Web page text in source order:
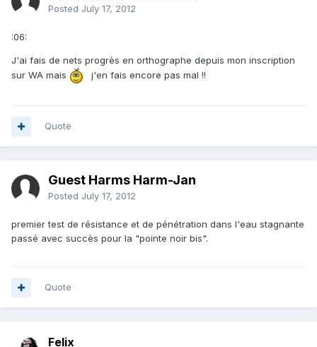
Posted July 17, 2012
:06:
J'ai fais de nets progrès en orthographe depuis mon inscription
sur WA mais
j'en fais encore pas mal !!
Quote
Guest Harms Harm-Jan
Posted July 17, 2012
premier test de résistance et de pénétration dans l'eau stagnante
passé avec succès pour la "pointe noir bis".
Quote
Felix